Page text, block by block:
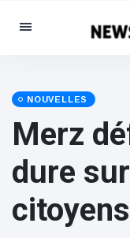
Social et amusant
Cinéma et télévision
Célébrités
Mode et beauté
Voitures et moteurs
NOUVELLES
Merz
dure
citoyens